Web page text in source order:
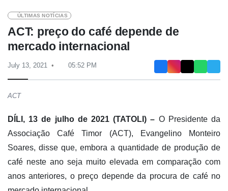
ÚLTIMAS NOTÍCIAS
ACT: preço do café depende de
mercado internacional
July 13, 2021 05:52 PM
ACT
DÍLI, 13 de julho de 2021 (TATOLI) – O Presidente da
Associação Café Timor (ACT), Evangelino Monteiro
Soares, disse que, embora a quantidade de produção de
café neste ano seja muito elevada em comparação com
anos anteriores, o preço depende da procura de café no